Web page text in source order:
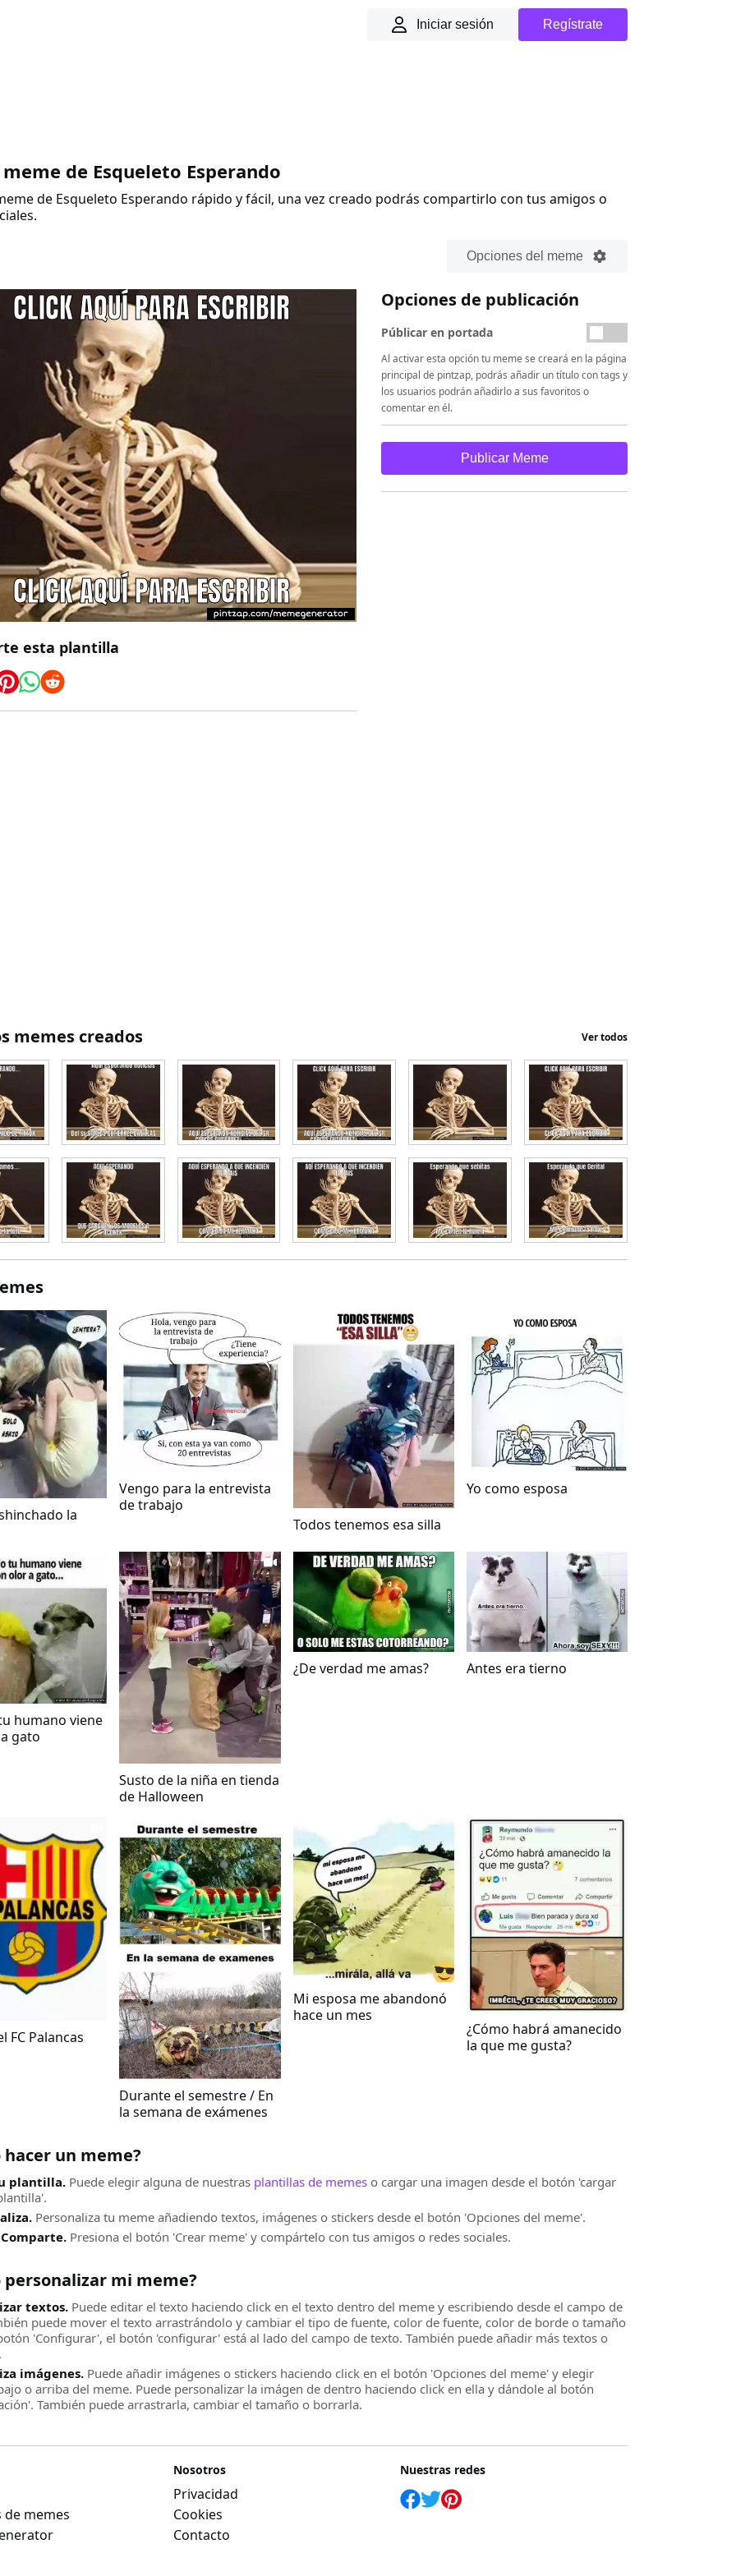
Iniciar sesión Regístrate
de Esqueleto Esperando
de Esqueleto Esperando rápido y fácil, una vez creado podrás compartirlo con tus amigos o
Opciones del meme
esta plantilla
Opciones de publicación
Públicar en portada
Al activar esta opción tu meme se creará en la página
principal de pintzap, podrás añadir un título con tags y
los usuarios podrán añadirlo a sus favoritos o
comentar en él.
Publicar Meme
memes creados Ver todos
la
Vengo para la entrevista
de trabajo
Todos tenemos esa silla
Yo como esposa
humano viene
gato
Susto de la niña en tienda
de Halloween
¿De verdad me amas? Antes era tierno
FC Palancas
Durante el semestre / En
la semana de exámenes
Mi esposa me abandonó
hace un mes
¿Cómo habrá amanecido
la que me gusta?
hacer un meme?
plantilla. Puede elegir alguna de nuestras plantillas de memes o cargar una imagen desde el botón 'cargar
Personaliza tu meme añadiendo textos, imágenes o stickers desde el botón 'Opciones del meme'.
Presiona el botón 'Crear meme' y compártelo con tus amigos o redes sociales.
personalizar mi meme?
textos. Puede editar el texto haciendo click en el texto dentro del meme y escribiendo desde el campo de
puede mover el texto arrastrándolo y cambiar el tipo de fuente, color de fuente, color de borde o tamaño
'Configurar', el botón 'configurar' está al lado del campo de texto. También puede añadir más textos o
imágenes. Puede añadir imágenes o stickers haciendo click en el botón 'Opciones del meme' y elegir
o arriba del meme. Puede personalizar la imágen de dentro haciendo click en ella y dándole al botón
También puede arrastrarla, cambiar el tamaño o borrarla.
de memes
Nosotros
Privacidad
Cookies
Contacto
Nuestras redes